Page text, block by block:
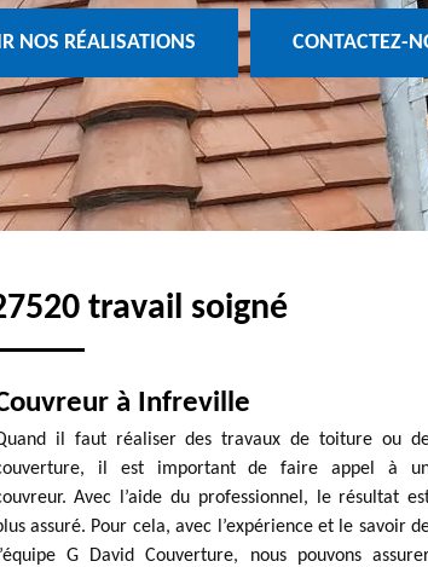
NOS RÉALISATIONS CONTACTEZ-
travail soigné
à Infreville
il faut réaliser des travaux de toiture ou
il est important de faire appel à
Avec l’aide du professionnel, le résultat
assuré. Pour cela, avec l’expérience et le savoir
l’équipe G David Couverture, nous pouvons